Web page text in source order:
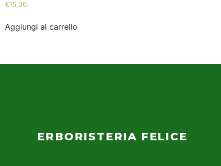
€15,00
Aggiungi al carrello
ERBORISTERIA FELICE